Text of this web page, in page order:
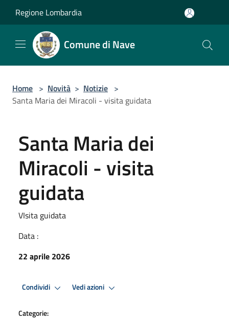
Regione Lombardia
Comune di Nave
Home > Novità > Notizie >
Santa Maria dei Miracoli - visita guidata
Santa Maria dei
Miracoli - visita
guidata
VIsita guidata
Data :
22 aprile 2026
Condividi Vedi azioni
Categorie: